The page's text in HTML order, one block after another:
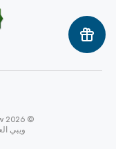
© wibi.com.kw 2026
ويبي